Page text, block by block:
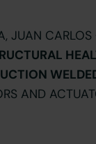
CARLOS
AND